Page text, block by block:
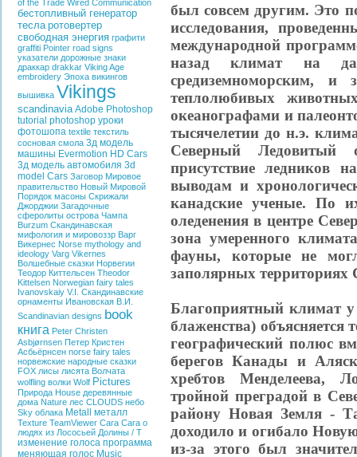
of the Trade Wired Communication
бестопливный генератор
тесла ротовертер
свободная энергия графити
graffiti Pointer road signs
указатели дорожные знаки
драккар drakkar Viking Age
embroidery Эпоха викингов
вышивка Vikings
scandinavia Adobe Photoshop
tutorial photoshop уроки
фотошопа textile текстиль
сосновая смола 3д модель
машины Evermotion HD Cars
3д модель автомобиля 3d
model Cars Заговор Мировое
правительство Новый Мировой
Порядок масоны Скрижали
Джорджии Загадочные
сферолиты острова Чампа
Burzum Скандинавская
мифология и мировоззр Варг
Викернес Norse mythology and
ideology Varg Vikernes
Волшебные сказки Норвегии
Теодор Киттельсен Theodor
Kittelsen Norwegian fairy tales
Ivanovskaiy V.I. Скандинавские
орнаменты Ивановская В.И.
Scandinavian designs book
книга Peter Christen
Asbjørnsen Петер Кристен
Асбьёрнсен norse fairy tales
норвежские народные сказки
FOX лисы лисята Волчата
wolfling волки Wolf Pictures
Природа House деревянные
дома Nature лес CLOUDS небо
Sky облака Metall металл
Texture TeamViewer Сага Сага о
людях из Лососьей Долины / T
изменение голоса программа
меняющая голос Music
был совсем другим. Это
исследования,
международной
назад климат на
средиземноморским, и
теплолюбивых
океанографами и
тысячелетии до н.э.
Северный
присутствие ледников
выводам и
канадские ученые. По
оледенения в центре
зона умеренного
фауны, которые не
заполярных территориях
Благоприятный климат
блаженства) объясняется
географический полюс
берегов Канады и
хребтов Менделеева,
тройной преградой в
району Новая Земля -
доходило и огибало
из-за этого был